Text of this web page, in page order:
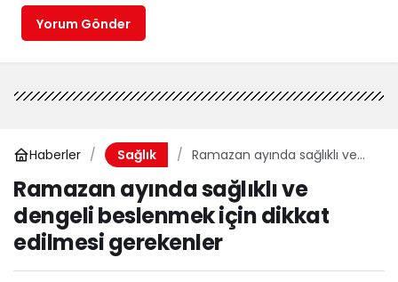
Yorum Gönder
Haberler Sağlık
Ramazan ayında sağlıklı ve
edilmesi gerekenler
Ramazan ayında sağlıklı ve
dengeli beslenmek için dikkat
edilmesi gerekenler